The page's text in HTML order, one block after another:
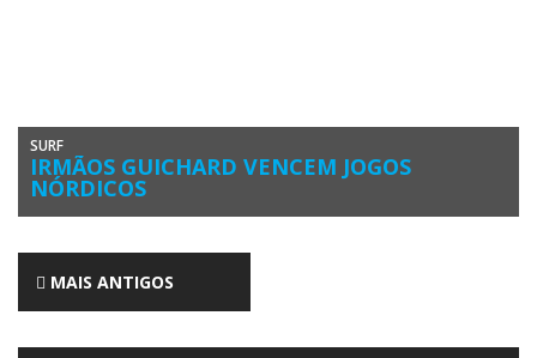
SURF
IRMÃOS GUICHARD VENCEM JOGOS
NÓRDICOS
Os gémeos Joackim e Luca Guichard iniciaram a época desportiva
MAIS ANTIGOS